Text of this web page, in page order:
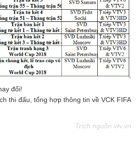
đổi!
thi đấu, tổng hợp thông tin về VCK FIFA
Trích nguồn vtv.vn